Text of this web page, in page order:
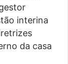
interina
da casa